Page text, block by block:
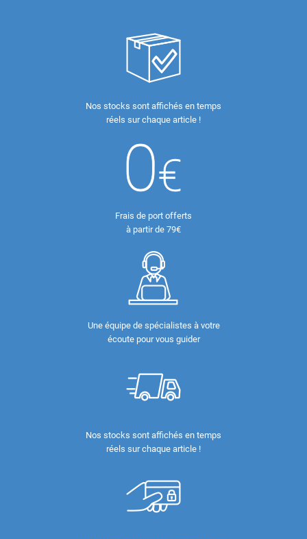
Nos stocks sont affichés en temps
réels sur chaque article !
Frais de port offerts
à partir de 79€
Une équipe de spécialistes à votre
écoute pour vous guider
Nos stocks sont affichés en temps
réels sur chaque article !